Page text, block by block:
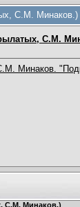
С.М. Минаков.)
С.М.
Минаков.
С.М. Минаков.)